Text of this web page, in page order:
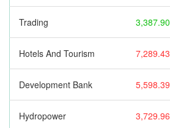
Trading 3,387.90
Hotels And Tourism 7,289.43
Development Bank 5,598.39
Hydropower 3,729.96